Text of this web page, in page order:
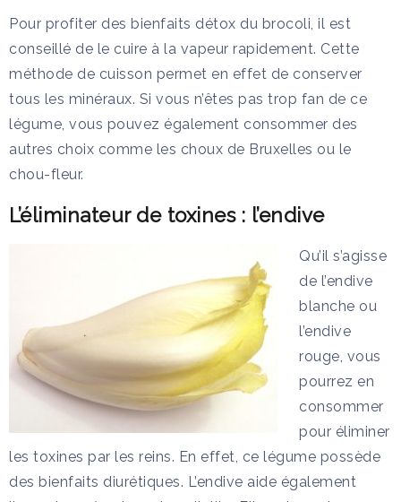
Pour profiter des bienfaits détox du brocoli, il est
conseillé de le cuire à la vapeur rapidement. Cette
méthode de cuisson permet en effet de conserver
tous les minéraux. Si vous n’êtes pas trop fan de ce
légume, vous pouvez également consommer des
autres choix comme les choux de Bruxelles ou le
chou-fleur.
L’éliminateur de toxines : l’endive
Qu’il s’agisse
de l’endive
blanche ou
l’endive
rouge, vous
pourrez en
consommer
pour éliminer
les toxines par les reins. En effet, ce légume possède
des bienfaits diurétiques. L’endive aide également